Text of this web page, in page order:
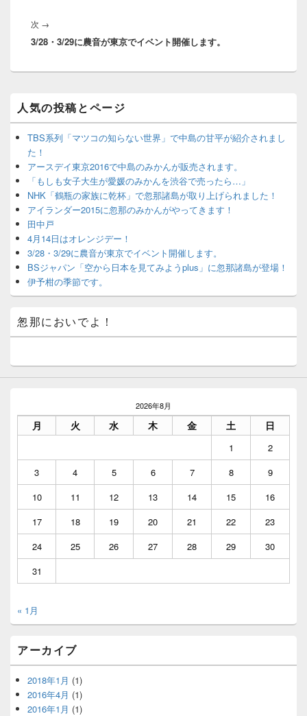
ゲ
ー
シ
次 →
の
3/28・3/29に農音が東京でイベント開催します。
イ
ン
サ
ー
ウ
ィ
ジ
ェ
エ
リ
ア
人気の投稿とページ
TBS系列「マツコの知らない世界」で中島の甘平が紹介されまし
た！
アースデイ東京2016で中島のみかんが販売されます。
「もしも女子大生が愛媛のみかんを渋谷で売ったら…」
NHK「鶴瓶の家族に乾杯」で忽那諸島が取り上げられました！
アイランダー2015に忽那のみかんがやってきます！
田中戸
4月14日はオレンジデー！
3/28・3/29に農音が東京でイベント開催します。
BSジャパン「空から日本を見てみようplus」に忽那諸島が登場！
伊予柑の季節です。
怱那においでよ！
2026年8月
月 火 水 木 金 土 日
1
2
3
4 5 6 7 8
9
10
11 12 13 14 15
16
17
18 19 20 21 22
23
24
25 26 27 28 29
30
31
« 1月
アーカイブ
2018年1月 (1)
2016年4月 (1)
2016年1月 (1)